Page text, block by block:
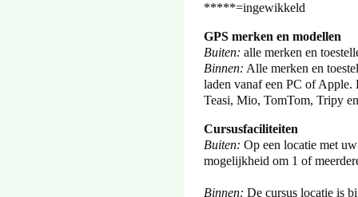
*****=ingewikkeld
GPS merken en modellen
Buiten: alle merken en
Binnen: Alle merken en
laden vanaf een PC of
Teasi, Mio, TomTom, Tripy
Cursusfaciliteiten
Buiten: Op een locatie met
mogelijkheid om 1 of
Binnen: De cursus locatie is